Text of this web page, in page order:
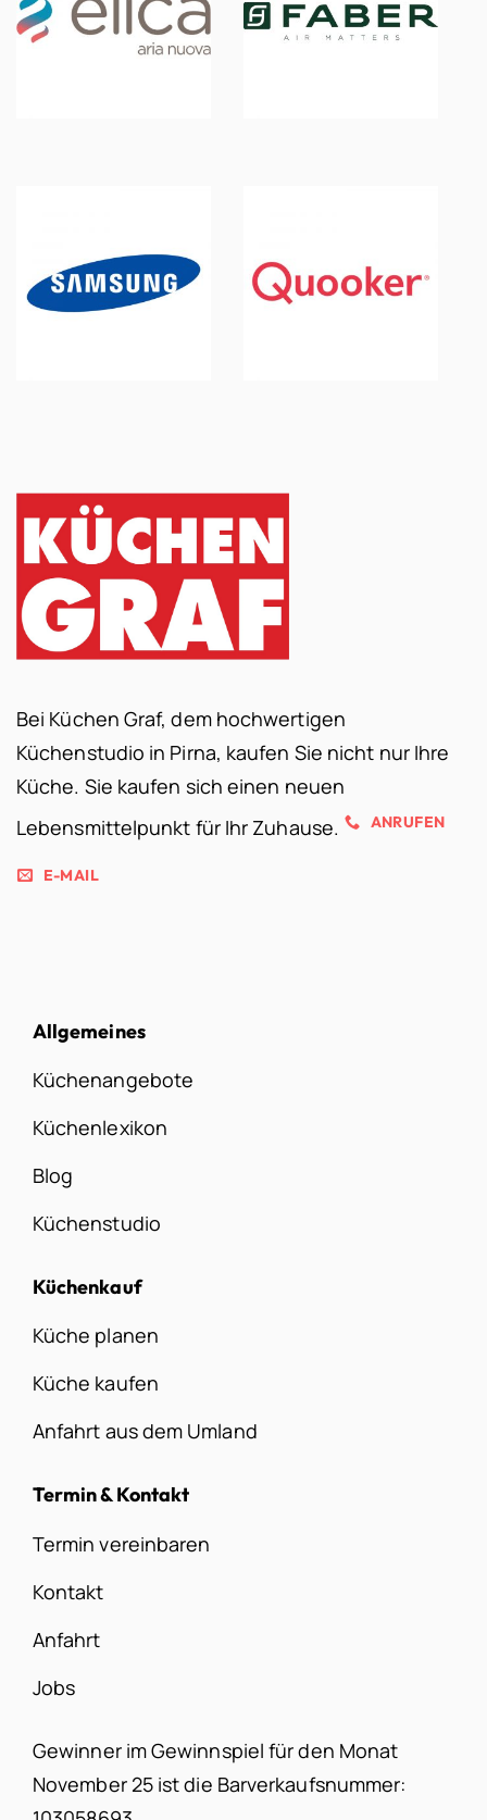
Bei Küchen Graf, dem hochwertigen
Küchenstudio in Pirna, kaufen Sie nicht nur Ihre
Küche. Sie kaufen sich einen neuen
Lebensmittelpunkt für Ihr Zuhause.
ANRUFEN
E-MAIL
Allgemeines
Küchenangebote
Küchenlexikon
Blog
Küchenstudio
Küchenkauf
Küche planen
Küche kaufen
Anfahrt aus dem Umland
Termin & Kontakt
Termin vereinbaren
Kontakt
Anfahrt
Jobs
Gewinner im Gewinnspiel für den Monat
November 25 ist die Barverkaufsnummer: